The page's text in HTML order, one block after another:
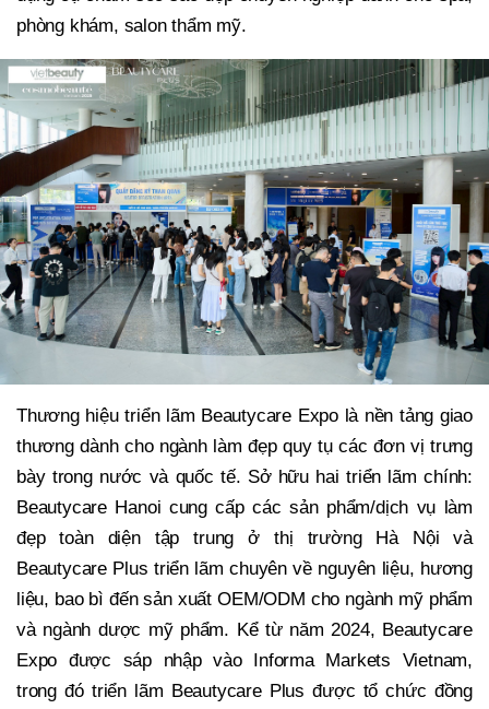
phòng khám, salon thẩm mỹ.
Thương hiệu triển lãm Beautycare Expo là nền tảng giao
thương dành cho ngành làm đẹp quy tụ các đơn vị trưng
bày trong nước và quốc tế. Sở hữu hai triển lãm chính:
Beautycare Hanoi cung cấp các sản phẩm/dịch vụ làm
đẹp toàn diện tập trung ở thị trường Hà Nội và
Beautycare Plus triển lãm chuyên về nguyên liệu, hương
liệu, bao bì đến sản xuất OEM/ODM cho ngành mỹ phẩm
và ngành dược mỹ phẩm. Kể từ năm 2024, Beautycare
Expo được sáp nhập vào Informa Markets Vietnam,
trong đó triển lãm Beautycare Plus được tổ chức đồng